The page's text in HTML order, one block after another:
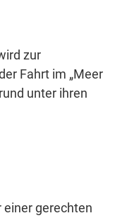
zur
Fahrt im „Meer
unter ihren
einer gerechten